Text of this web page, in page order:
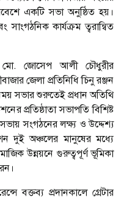
একটি সভা অনুষ্ঠিত হয়।
কার্যক্রম ত্বরান্বিত
মো. জোসেপ আলী চৌধুরীর
জেলা প্রতিনিধি চিনু রঞ্জন
সভার শুরুতেই প্রধান অতিথি
প্রতিষ্ঠাতা সভাপতি বিশিষ্ট
সংগঠনের লক্ষ্য ও উদ্দেশ্য
দুই অঞ্চলের মানুষের মধ্যে
উন্নয়নে গুরুত্বপূর্ণ ভূমিকা
বক্তব্য প্রদানকালে গ্রেটার